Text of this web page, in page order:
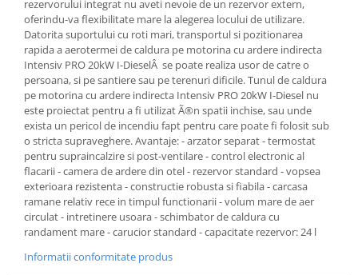
Masini de spalat rufe verticale
Uscatoare de rufe
Masini de spalat vase
Masini de spalat vase incorporabile
Masini de spalat vase
independente
Motoburghiu/Foreza pamant
Pachete Incorporabile
Pirostrii & Arzatoare
Plasa umbrire
Pompe de stropit
Radiatoare
rezervorului integrat nu aveti nevoie de un rezervor extern,
oferindu-va flexibilitate mare la alegerea locului de utilizare.
Datorita suportului cu roti mari, transportul si pozitionarea
rapida a aerotermei de caldura pe motorina cu ardere indirecta
Intensiv PRO 20kW I-DieselÂ se poate realiza usor de catre o
persoana, si pe santiere sau pe terenuri dificile. Tunul de caldura
pe motorina cu ardere indirecta Intensiv PRO 20kW I-Diesel nu
este proiectat pentru a fi utilizat Ã®n spatii inchise, sau unde
exista un pericol de incendiu fapt pentru care poate fi folosit sub
o stricta supraveghere. Avantaje: - arzator separat - termostat
pentru supraincalzire si post-ventilare - control electronic al
flacarii - camera de ardere din otel - rezervor standard - vopsea
exterioara rezistenta - constructie robusta si fiabila - carcasa
ramane relativ rece in timpul functionarii - volum mare de aer
circulat - intretinere usoara - schimbator de caldura cu
randament mare - carucior standard - capacitate rezervor: 24 l
Informatii conformitate produs